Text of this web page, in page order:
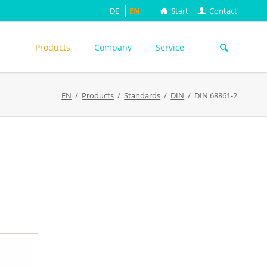
Start Contact
DE EN
navigation
Products
ASTM
DIN EN
Company Service
EN Products Standards DIN DIN 68861-2